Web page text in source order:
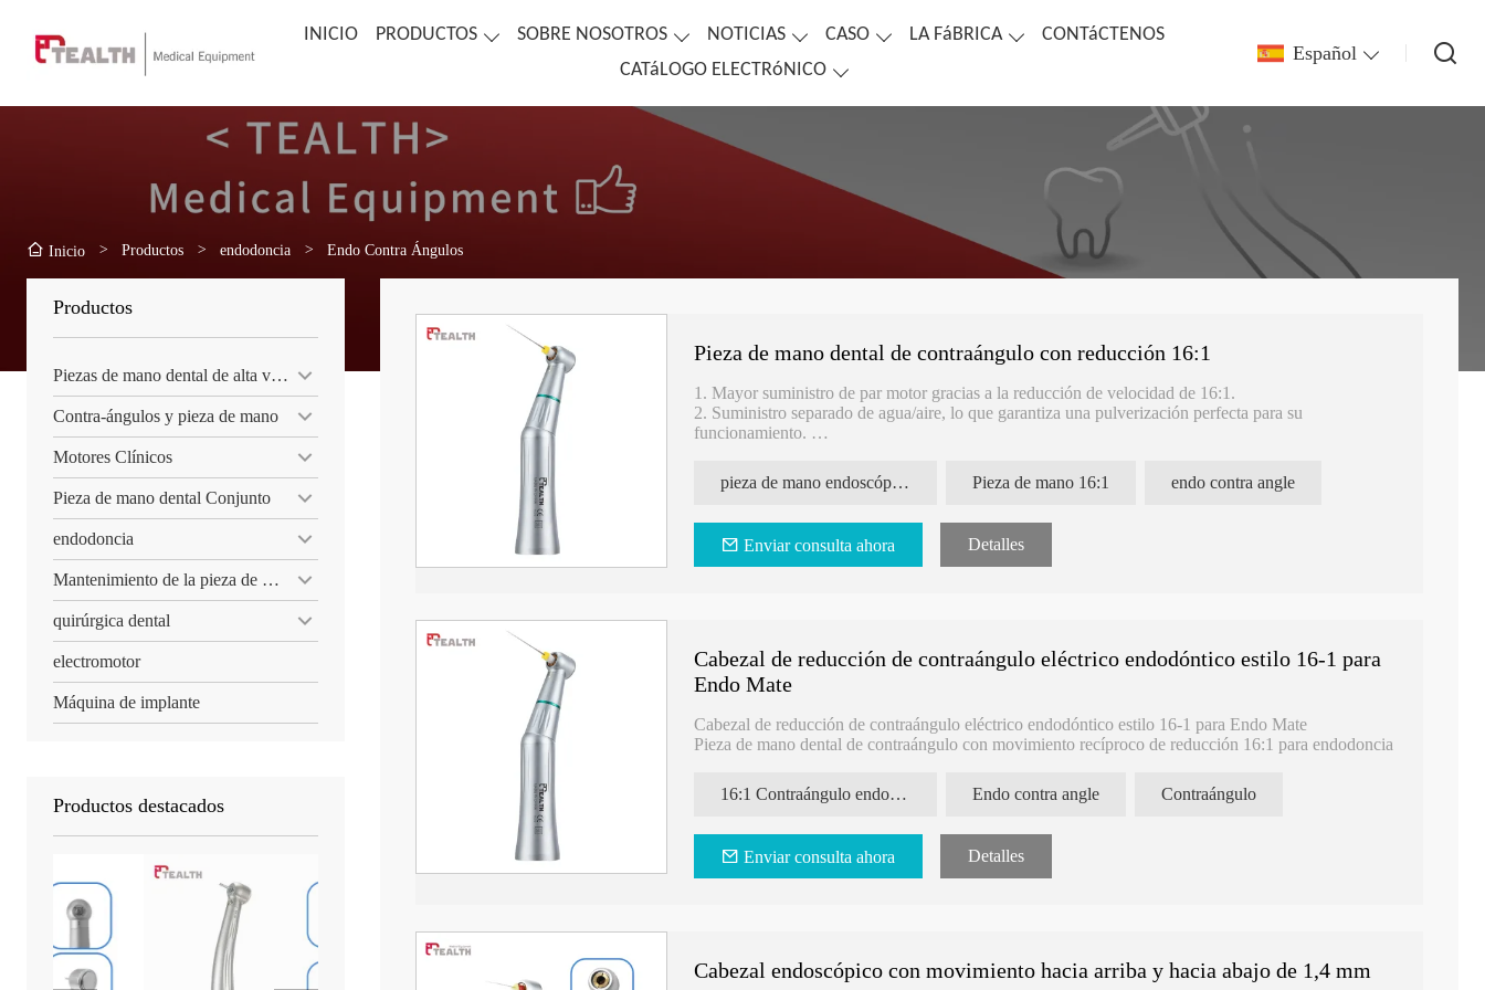
INICIO PRODUCTOS SOBRE NOSOTROS NOTICIAS CASO LA FáBRICA
CONTáCTENOS
CATáLOGO ELECTRóNICO
Español
Inicio > Productos > endodoncia > Endo Contra Ángulos
Productos
Piezas de mano dental de alta velocidad
Contra-ángulos y pieza de mano
Motores Clínicos
Pieza de mano dental Conjunto
endodoncia
Mantenimiento de la pieza de mano dental
quirúrgica dental
electromotor
Máquina de implante
Productos destacados
Pieza de mano dental de contraángulo con reducción 16:1
1. Mayor suministro de par motor gracias a la reducción de velocidad de 16:1.
2. Suministro separado de agua/aire, lo que garantiza una pulverización perfecta para su
funcionamiento.
4. Se utiliza para moler y pulir.
pieza de mano endoscópica Pieza de mano 16:1 endo contra angle
Enviar consulta ahora Detalles
Cabezal de reducción de contraángulo eléctrico endodóntico estilo 16-1 para
Endo Mate
Cabezal de reducción de contraángulo eléctrico endodóntico estilo 16-1 para Endo Mate
Pieza de mano dental de contraángulo con movimiento recíproco de reducción 16:1 para endodoncia
16:1 Contraángulo endodóntico Endo contra angle Contraángulo
Enviar consulta ahora Detalles
Cabezal endoscópico con movimiento hacia arriba y hacia abajo de 1,4 mm